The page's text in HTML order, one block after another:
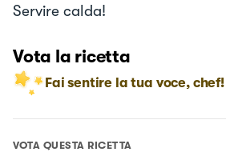
Servire calda!
Vota la ricetta
Fai sentire la tua voce, chef!
VOTA QUESTA RICETTA